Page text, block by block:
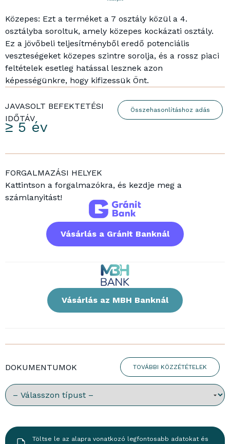
Közepes: Ezt a terméket a 7 osztály közül a 4.
osztályba soroltuk, amely közepes kockázati osztály.
Ez a jövőbeli teljesítményből eredő potenciális
veszteségeket közepes szintre sorolja, és a rossz piaci
feltételek esetleg hatással lesznek azon
képességünkre, hogy kifizessük Önt.
JAVASOLT BEFEKTETÉSI
IDŐTÁV
≥ 5 év
Összehasonlításhoz adás
FORGALMAZÁSI HELYEK
Kattintson a forgalmazókra, és kezdje meg a
számlanyitást!
Vásárlás a Gránit Banknál
Vásárlás az MBH Banknál
DOKUMENTUMOK TOVÁBBI KÖZZÉTÉTELEK
Töltse le az alapra vonatkozó legfontosabb adatokat és